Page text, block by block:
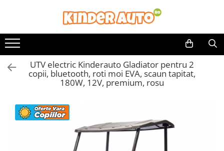
Toate Produsele
Produse in stoc
Masinute electrice
Motociclete electrice
Vehicule electrice adulti
Vehicule speciale copii
Motociclete Drift-Trike
Masinute electrice Mercedes
UTV electric Kinderauto Gladiator pentru 2
copii, bluetooth, roti moi EVA, scaun tapitat,
180W, 12V, premium, rosu